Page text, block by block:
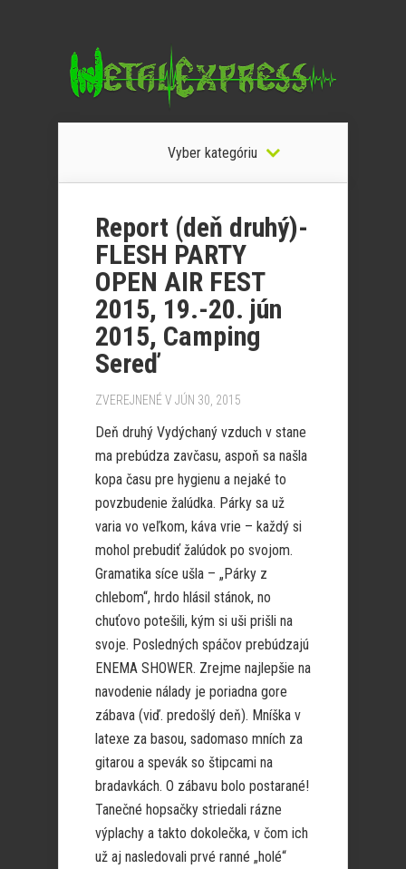
Vyber kategóriu
Report (deň druhý)-
FLESH PARTY
OPEN AIR FEST
2015, 19.-20. jún
2015, Camping
Sereď
ZVEREJNENÉ V JÚN 30, 2015
Deň druhý Vydýchaný vzduch v stane
ma prebúdza zavčasu, aspoň sa našla
kopa času pre hygienu a nejaké to
povzbudenie žalúdka. Párky sa už
varia vo veľkom, káva vrie – každý si
mohol prebudiť žalúdok po svojom.
Gramatika síce ušla – „Párky z
chlebom“, hrdo hlásil stánok, no
chuťovo potešili, kým si uši prišli na
svoje. Posledných spáčov prebúdzajú
ENEMA SHOWER. Zrejme najlepšie na
navodenie nálady je poriadna gore
zábava (viď. predošlý deň). Mníška v
latexe za basou, sadomaso mních za
gitarou a spevák so štipcami na
bradavkách. O zábavu bolo postarané!
Tanečné hopsačky striedali rázne
výplachy a takto dokolečka, v čom ich
už aj nasledovali prvé ranné „holé“